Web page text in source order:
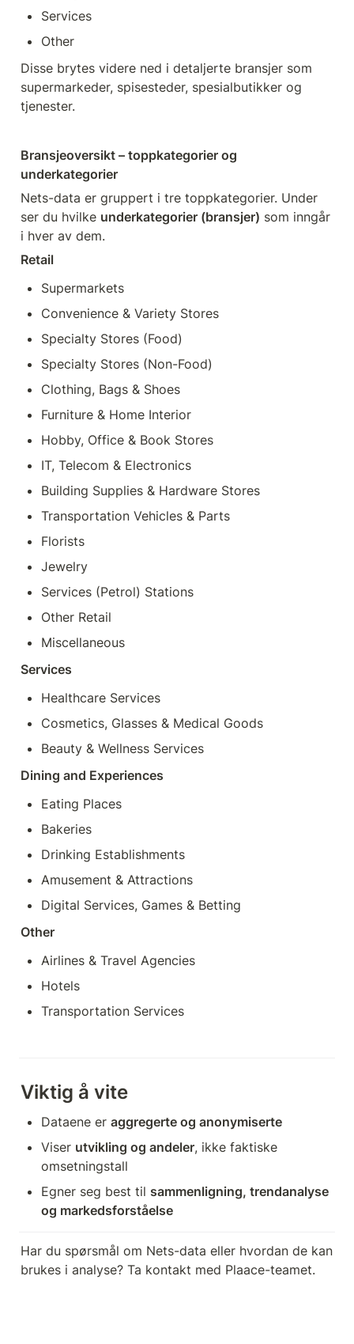
Services
Other
Disse brytes videre ned i detaljerte bransjer som
supermarkeder, spisesteder, spesialbutikker og
tjenester.
Bransjeoversikt – toppkategorier og
underkategorier
Nets-data er gruppert i tre toppkategorier. Under
ser du hvilke underkategorier (bransjer) som inngår
i hver av dem.
Retail
Supermarkets
Convenience & Variety Stores
Specialty Stores (Food)
Specialty Stores (Non-Food)
Clothing, Bags & Shoes
Furniture & Home Interior
Hobby, Office & Book Stores
IT, Telecom & Electronics
Building Supplies & Hardware Stores
Transportation Vehicles & Parts
Florists
Jewelry
Services (Petrol) Stations
Other Retail
Miscellaneous
Services
Healthcare Services
Cosmetics, Glasses & Medical Goods
Beauty & Wellness Services
Dining and Experiences
Eating Places
Bakeries
Drinking Establishments
Amusement & Attractions
Digital Services, Games & Betting
Other
Airlines & Travel Agencies
Hotels
Transportation Services
Viktig å vite
Dataene er aggregerte og anonymiserte
Viser utvikling og andeler, ikke faktiske
omsetningstall
Egner seg best til sammenligning, trendanalyse
og markedsforståelse
Har du spørsmål om Nets-data eller hvordan de kan
brukes i analyse? Ta kontakt med Plaace-teamet.